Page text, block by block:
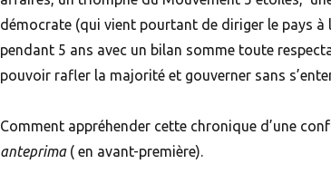
démocrate (qui vient pourtant de diriger le pays à
pendant 5 ans avec un bilan somme toute
pouvoir rafler la majorité et gouverner sans
Comment appréhender cette chronique d’une
anteprima ( en avant-première).